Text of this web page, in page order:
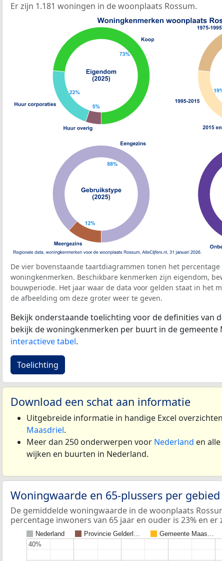
Er zijn 1.181 woningen in de woonplaats Rossum.
De vier bovenstaande taartdiagrammen tonen het
woningkenmerken. Beschikbare kenmerken zijn eigendom,
bouwperiode. Het jaar waar de data voor gelden staat in het
de afbeelding om deze groter weer te geven.
Bekijk onderstaande toelichting voor de definities van
bekijk de woningkenmerken per buurt in de gemeente
interactieve tabel.
Toelichting
Download een schat aan informatie
Uitgebreide informatie in handige Excel
Maasdriel.
Meer dan 250 onderwerpen voor Nederland en
wijken en buurten in Nederland.
Woningwaarde en 65-plussers per gebied
De gemiddelde woningwaarde in de woonplaats
percentage inwoners van 65 jaar en ouder is 23% en er
Nederland Provincie Gelderl… Gemeente Maas…
40%
40%